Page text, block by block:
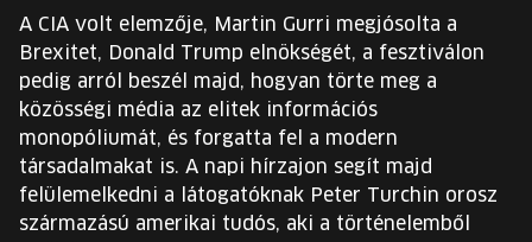
A CIA volt elemzője, Martin Gurri megjósolta a
Brexitet, Donald Trump elnökségét, a fesztiválon
pedig arról beszél majd, hogyan törte meg a
közösségi média az elitek információs
monopóliumát, és forgatta fel a modern
társadalmakat is. A napi hírzajon segít majd
felülemelkedni a látogatóknak Peter Turchin orosz
származású amerikai tudós, aki a történelemből